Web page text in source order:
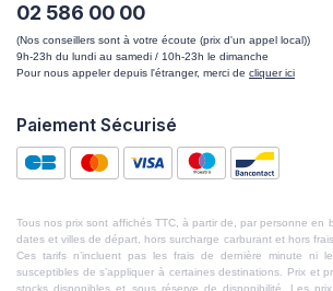
02 586 00 00
(Nos conseillers sont à votre écoute (prix d'un appel local))
9h-23h du lundi au samedi / 10h-23h le dimanche
Pour nous appeler depuis l'étranger, merci de cliquer ici
Paiement Sécurisé
Tous nos prix sont affichés TTC, à partir de, par personne en
dates et villes de départ, hors surcharge carburant et hors
Ces tarifs n’incluent pas les frais de dernière minute ni
susceptibles de s’appliquer à certaines destinations. Prix et